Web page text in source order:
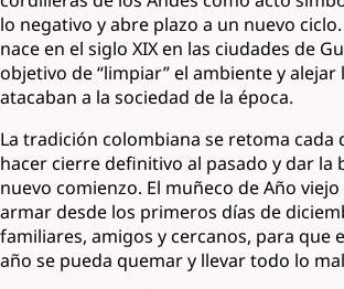
lo negativo y abre plazo a un nuevo
nace en el siglo XIX en las ciudades de
objetivo de “limpiar” el ambiente y alejar
atacaban a la sociedad de la época.
La tradición colombiana se retoma cada
hacer cierre definitivo al pasado y dar la
nuevo comienzo. El muñeco de Año
armar desde los primeros días de
familiares, amigos y cercanos, para que
año se pueda quemar y llevar todo lo